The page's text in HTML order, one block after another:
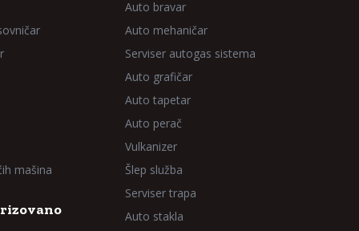
mašina
Auto bravar
Auto mehaničar
Serviser autogas sistema
Auto grafičar
Auto tapetar
Auto perač
Vulkanizer
Šlep služba
Serviser trapa
Auto stakla